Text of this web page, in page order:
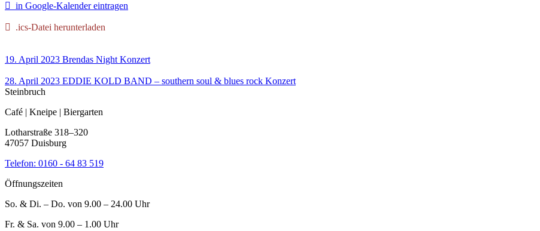
in Google-Kalender eintragen
.ics-Datei herunterladen
19. April 2023 Brendas Night Konzert
28. April 2023 EDDIE KOLD BAND – southern soul & blues rock Konzert
Steinbruch
Café | Kneipe | Biergarten
Lotharstraße 318–320
47057 Duisburg
Telefon: 0160 - 64 83 519
Öffnungszeiten
So. & Di. – Do. von 9.00 – 24.00 Uhr
Fr. & Sa. von 9.00 – 1.00 Uhr